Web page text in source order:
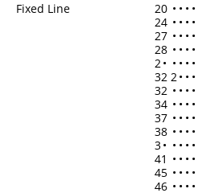
Fixed Line
20 • • • •
24 • • • •
27 • • • •
28 • • • •
2• • • • •
32 2• • •
32 • • • •
34 • • • •
37 • • • •
38 • • • •
3• • • • •
41 • • • •
45 • • • •
46 • • • •